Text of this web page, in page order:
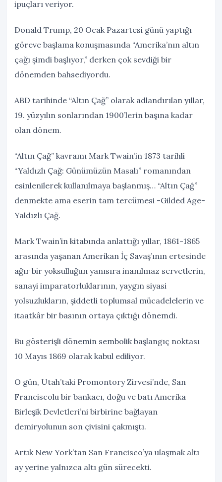
ipuçları veriyor.
Donald Trump, 20 Ocak Pazartesi günü yaptığı
göreve başlama konuşmasında “Amerika’nın altın
çağı şimdi başlıyor,” derken çok sevdiği bir
dönemden bahsediyordu.
ABD tarihinde “Altın Çağ” olarak adlandırılan yıllar,
19. yüzyılın sonlarından 1900’lerin başına kadar
olan dönem.
“Altın Çağ” kavramı Mark Twain’in 1873 tarihli
“Yaldızlı Çağ: Günümüzün Masalı” romanından
esinlenilerek kullanılmaya başlanmış… “Altın Çağ”
denmekte ama eserin tam tercümesi -Gilded Age-
Yaldızlı Çağ.
Mark Twain’in kitabında anlattığı yıllar, 1861-1865
arasında yaşanan Amerikan İç Savaş’ının ertesinde
ağır bir yoksulluğun yanısıra inanılmaz servetlerin,
sanayi imparatorluklarının, yaygın siyasi
yolsuzlukların, şiddetli toplumsal mücadelelerin ve
itaatkâr bir basının ortaya çıktığı dönemdi.
Bu gösterişli dönemin sembolik başlangıç noktası
10 Mayıs 1869 olarak kabul ediliyor.
O gün, Utah’taki Promontory Zirvesi’nde, San
Franciscolu bir bankacı, doğu ve batı Amerika
Birleşik Devletleri’ni birbirine bağlayan
demiryolunun son çivisini çakmıştı.
Artık New York’tan San Francisco’ya ulaşmak altı
ay yerine yalnızca altı gün sürecekti.